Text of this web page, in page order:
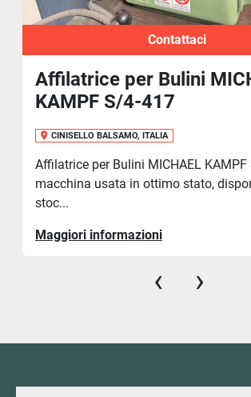
Contattaci
Affilatrice per Bulini
KAMPF S/4-417
CINISELLO BALSAMO, ITALIA
Affilatrice per Bulini MICHAEL KAMPF
macchina usata in ottimo stato,
stoc...
Maggiori informazioni
‹ ›